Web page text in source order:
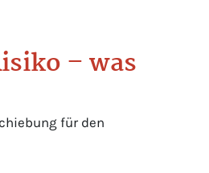
– was
für den